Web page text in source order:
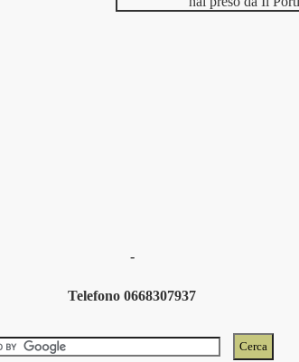
-
Telefono 0668307937